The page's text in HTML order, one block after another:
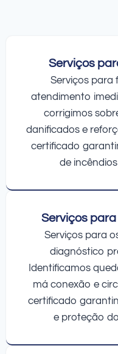
Serviços
Serviços para
atendimento
corrigimos
danificados e
certificado
de
Serviços
Serviços para
diagnóstico
Identificamos
má conexão e
certificado
e proteção